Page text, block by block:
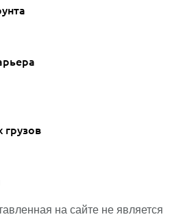
грузов
на сайте не является